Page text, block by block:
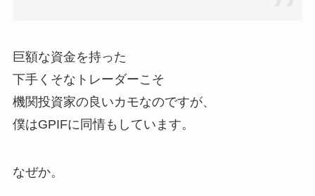
巨額な資金を持った
下手くそなトレーダーこそ
機関投資家の良いカモなのですが、
僕はGPIFに同情もしています。
なぜか。